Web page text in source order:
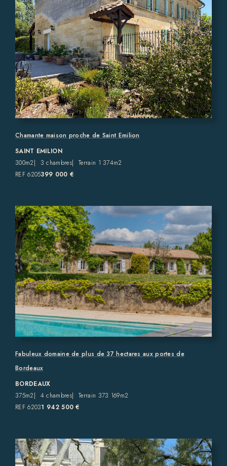
Chamante maison proche de Saint Emilion
SAINT EMILION
300m2
3 chambres
Terrain 1 374m2
REF 6205399 000 €
Fabuleux domaine de plus de 37 hectares aux portes de
Bordeaux
BORDEAUX
375m2
4 chambres
Terrain 373 169m2
REF 62031 942 500 €